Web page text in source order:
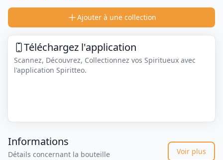
Ajouter à une collection
Téléchargez l'application
Scannez, Découvrez, Collectionnez vos Spiritueux avec
l'application Spiritteo.
Informations
Détails concernant la bouteille Voir plus